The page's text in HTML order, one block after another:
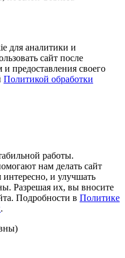
для аналитики и
сайт после
предоставления своего
Политикой обработки
работы.
нам делать сайт
и улучшать
Разрешая их, вы вносите
Подробности в Политике
.